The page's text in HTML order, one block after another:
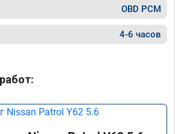
OBD PCM
4-6 часов